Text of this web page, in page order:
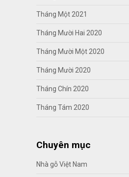
Tháng Một 2021
Tháng Mười Hai 2020
Tháng Mười Một 2020
Tháng Mười 2020
Tháng Chín 2020
Tháng Tám 2020
Chuyên mục
Nhà gỗ Việt Nam